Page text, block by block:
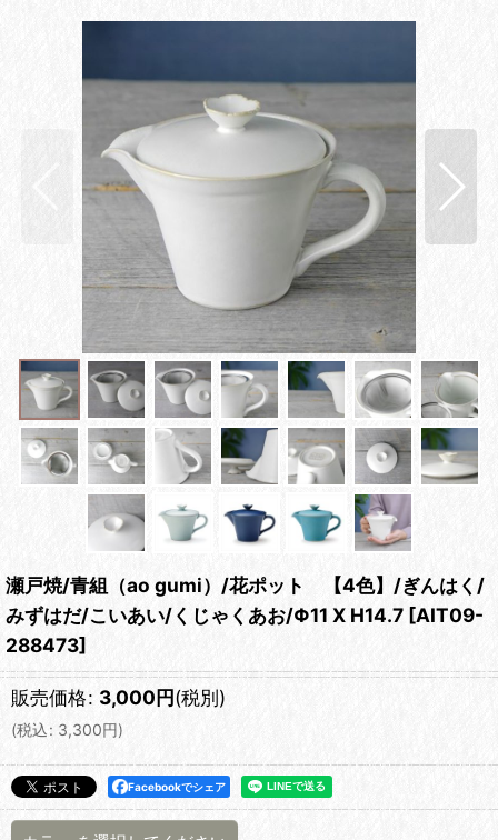
瀬戸焼/青組（ao gumi）/花ポット 【4色】/ぎんはく/
みずはだ/こいあい/くじゃくあお/Φ11 X H14.7 [AIT09-
288473]
販売価格: 3,000円(税別)
(税込: 3,300円)
Facebookでシェア